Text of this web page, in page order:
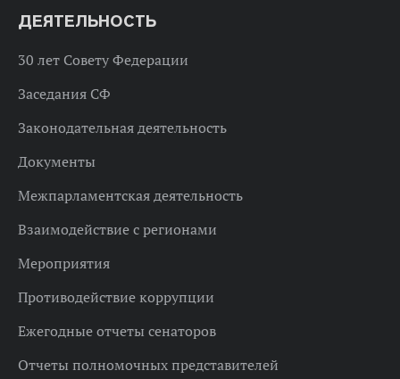
ДЕЯТЕЛЬНОСТЬ
30 лет Совету Федерации
Заседания СФ
Законодательная деятельность
Документы
Межпарламентская деятельность
Взаимодействие с регионами
Мероприятия
Противодействие коррупции
Ежегодные отчеты сенаторов
Отчеты полномочных представителей